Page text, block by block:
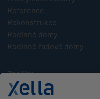
Reference
Rekonstrukce
Rodinné domy
Rodinné řadové domy
Značky
Multipor